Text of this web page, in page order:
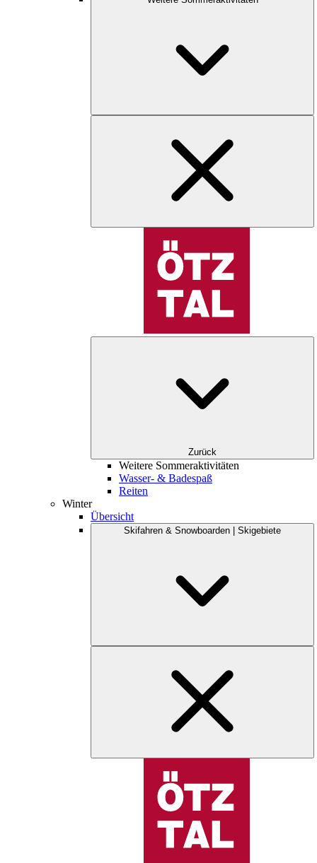
Zurück
Weitere Sommeraktivitäten
Wasser- & Badespaß
Reiten
Winter
Übersicht
Skifahren & Snowboarden | Skigebiete